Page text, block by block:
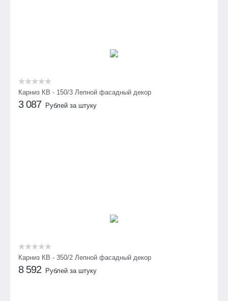
Карниз КВ - 150/3 Лепной фасадный декор
3 087 Рублей за штуку
Карниз КВ - 350/2 Лепной фасадный декор
8 592 Рублей за штуку